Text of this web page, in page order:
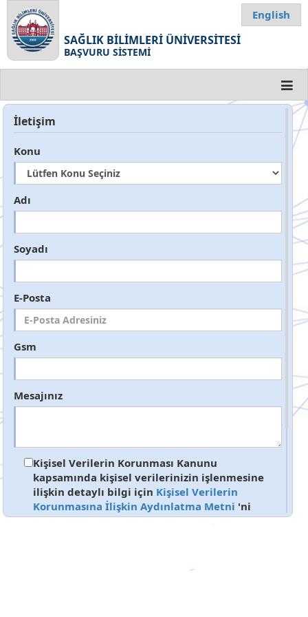
SAĞLIK BİLİMLERİ ÜNİVERSİTESİ
BAŞVURU SİSTEMİ
English
İletişim
Konu
Adı
Soyadı
E-Posta
Gsm
Mesajınız
Kişisel Verilerin Korunması Kanunu
kapsamında kişisel verilerinizin işlenmesine
ilişkin detaylı bilgi için Kişisel Verilerin
Korunmasına İlişkin Aydınlatma Metni 'ni
inceleyebilirsiniz.